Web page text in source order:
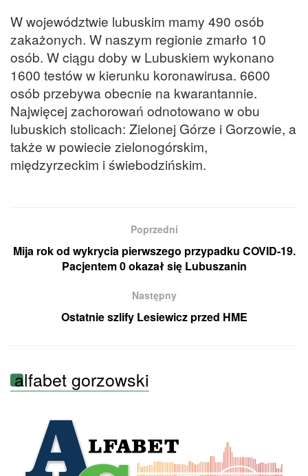
W województwie lubuskim mamy 490 osób
zakażonych. W naszym regionie zmarło 10
osób. W ciągu doby w Lubuskiem wykonano
1600 testów w kierunku koronawirusa. 6600
osób przebywa obecnie na kwarantannie.
Najwięcej zachorowań odnotowano w obu
lubuskich stolicach: Zielonej Górze i Gorzowie, a
także w powiecie zielonogórskim,
międzyrzeckim i świebodzińskim.
Poprzedni
Mija rok od wykrycia pierwszego przypadku COVID-19.
Pacjentem 0 okazał się Lubuszanin
Następny
Ostatnie szlify Lesiewicz przed HME
alfabet gorzowski